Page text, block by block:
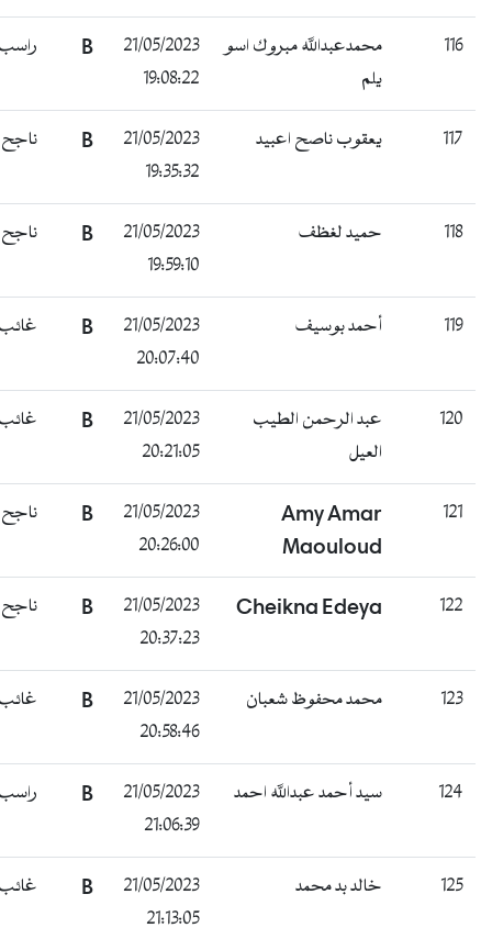
116
محمدعبدالله مبروك اسو
يلم
21/05/2023
19:08:22
راسب
117 يعقوب ناصح اعبيد
21/05/2023
19:35:32
ناجح
118 حميد لغظف
21/05/2023
19:59:10
ناجح
119 أحمد بوسيف
21/05/2023
20:07:40
غائب
120
عبد الرحمن الطيب
العيل
21/05/2023
20:21:05
غائب
121
Amy Amar
Maouloud
21/05/2023
20:26:00
ناجح
122
Cheikna Edeya
21/05/2023
20:37:23
ناجح
123 محمد محفوظ شعبان
21/05/2023
20:58:46
غائب
124 سيد أحمد عبدالله احمد
21/05/2023
21:06:39
راسب
125 خالد بد محمد
21/05/2023
21:13:05
غائب